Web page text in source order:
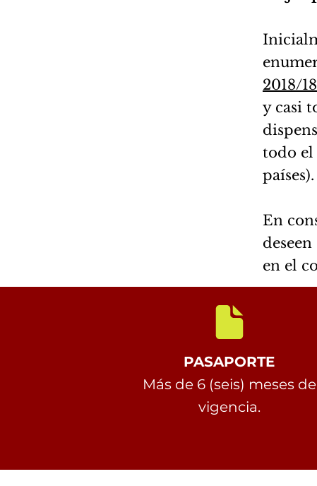
2018/
y casi
todo el
países).
En
en el
PASAPORTE
Más de 6 (seis) meses de
vigencia.